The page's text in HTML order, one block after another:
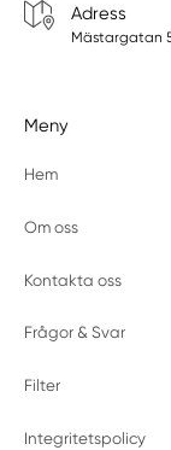
Adress
Mästargatan
Meny
Hem
Om oss
Kontakta oss
Frågor & Svar
Filter
Integritetspolicy